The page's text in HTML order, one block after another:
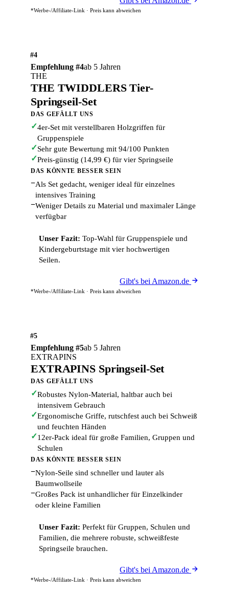
*Werbe-/Affiliate-Link · Preis kann abweichen
#4
Empfehlung #4ab 5 Jahren
THE
THE TWIDDLERS Tier-
Springseil-Set
DAS GEFÄLLT UNS
✓4er-Set mit verstellbaren Holzgriffen für
Gruppenspiele
✓Sehr gute Bewertung mit 94/100 Punkten
✓Preis-günstig (14,99 €) für vier Springseile
DAS KÖNNTE BESSER SEIN
−Als Set gedacht, weniger ideal für einzelnes
intensives Training
−Weniger Details zu Material und maximaler Länge
verfügbar
Unser Fazit: Top-Wahl für Gruppenspiele und
Kindergeburtstage mit vier hochwertigen
Seilen.
Gibt's bei Amazon.de
*Werbe-/Affiliate-Link · Preis kann abweichen
#5
Empfehlung #5ab 5 Jahren
EXTRAPINS
EXTRAPINS Springseil-Set
DAS GEFÄLLT UNS
✓Robustes Nylon-Material, haltbar auch bei
intensivem Gebrauch
✓Ergonomische Griffe, rutschfest auch bei Schweiß
und feuchten Händen
✓12er-Pack ideal für große Familien, Gruppen und
Schulen
DAS KÖNNTE BESSER SEIN
−Nylon-Seile sind schneller und lauter als
Baumwollseile
−Großes Pack ist unhandlicher für Einzelkinder
oder kleine Familien
Unser Fazit: Perfekt für Gruppen, Schulen und
Familien, die mehrere robuste, schweißfeste
Springseile brauchen.
Gibt's bei Amazon.de
*Werbe-/Affiliate-Link · Preis kann abweichen